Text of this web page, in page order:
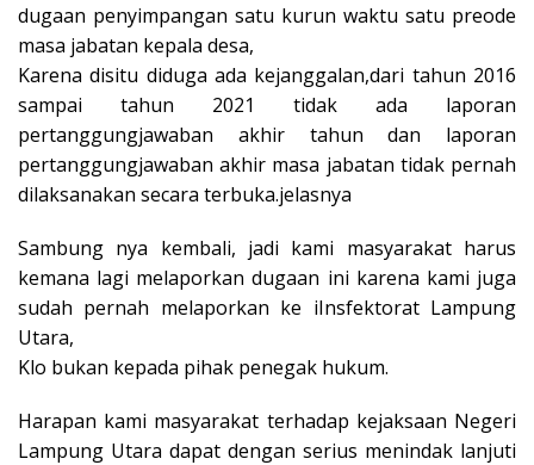
dugaan penyimpangan satu kurun waktu satu preode
masa jabatan kepala desa,
Karena disitu diduga ada kejanggalan,dari tahun 2016
sampai tahun 2021 tidak ada laporan
pertanggungjawaban akhir tahun dan laporan
pertanggungjawaban akhir masa jabatan tidak pernah
dilaksanakan secara terbuka.jelasnya
Sambung nya kembali, jadi kami masyarakat harus
kemana lagi melaporkan dugaan ini karena kami juga
sudah pernah melaporkan ke iInsfektorat Lampung
Utara,
Klo bukan kepada pihak penegak hukum.
Harapan kami masyarakat terhadap kejaksaan Negeri
Lampung Utara dapat dengan serius menindak lanjuti